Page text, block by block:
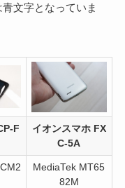
文字となっていま
F
イオンスマホ FX
C-5A
MediaTek MT65
82M